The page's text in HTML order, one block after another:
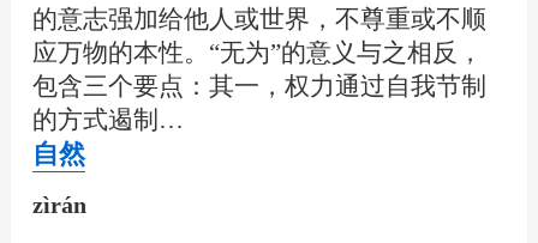
的意志强加给他人或世界，不尊重或不顺
应万物的本性。“无为”的意义与之相反，
包含三个要点：其一，权力通过自我节制
的方式遏制…
自然
zìrán